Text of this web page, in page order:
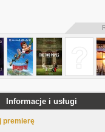
Informacje i usługi
premierę